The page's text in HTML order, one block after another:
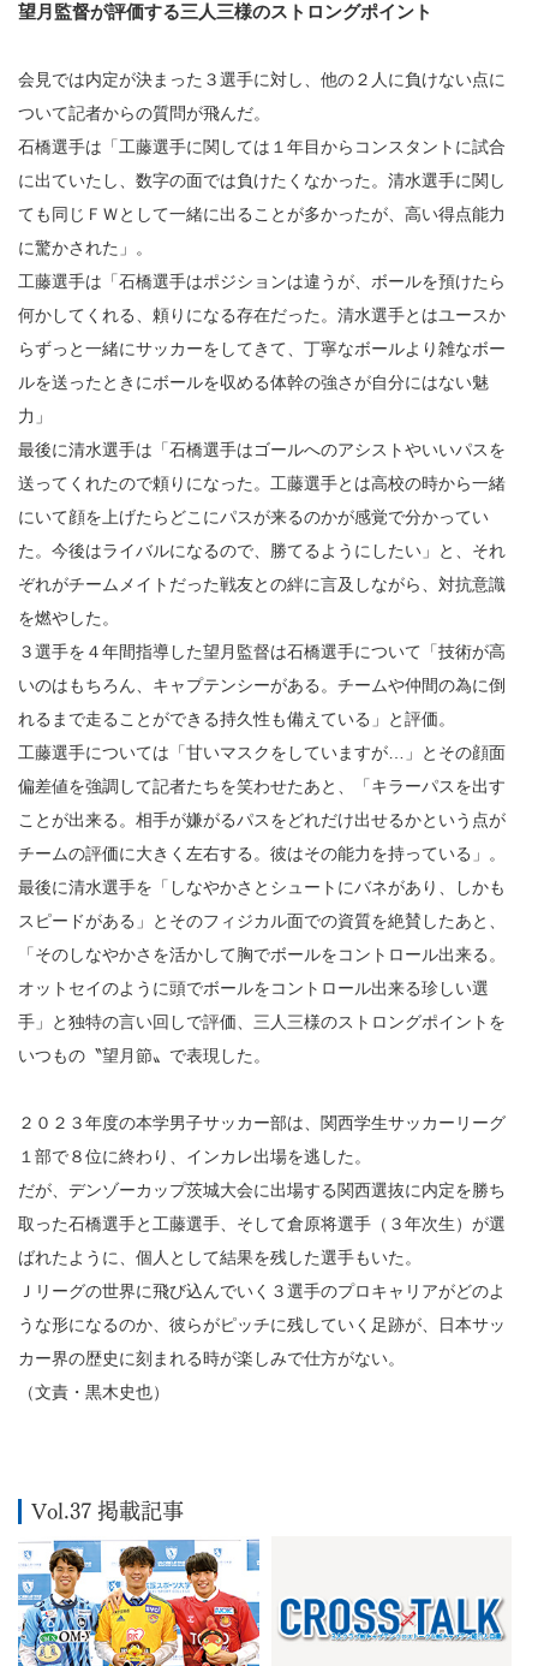
望月監督が評価する三人三様のストロングポイント
会見では内定が決まった３選手に対し、他の２人に負けない点に
ついて記者からの質問が飛んだ。
石橋選手は「工藤選手に関しては１年目からコンスタントに試合
に出ていたし、数字の面では負けたくなかった。清水選手に関し
ても同じＦＷとして一緒に出ることが多かったが、高い得点能力
に驚かされた」。
工藤選手は「石橋選手はポジションは違うが、ボールを預けたら
何かしてくれる、頼りになる存在だった。清水選手とはユースか
らずっと一緒にサッカーをしてきて、丁寧なボールより雑なボー
ルを送ったときにボールを収める体幹の強さが自分にはない魅
力」
最後に清水選手は「石橋選手はゴールへのアシストやいいパスを
送ってくれたので頼りになった。工藤選手とは高校の時から一緒
にいて顔を上げたらどこにパスが来るのかが感覚で分かってい
た。今後はライバルになるので、勝てるようにしたい」と、それ
ぞれがチームメイトだった戦友との絆に言及しながら、対抗意識
を燃やした。
３選手を４年間指導した望月監督は石橋選手について「技術が高
いのはもちろん、キャプテンシーがある。チームや仲間の為に倒
れるまで走ることができる持久性も備えている」と評価。
工藤選手については「甘いマスクをしていますが…」とその顔面
偏差値を強調して記者たちを笑わせたあと、「キラーパスを出す
ことが出来る。相手が嫌がるパスをどれだけ出せるかという点が
チームの評価に大きく左右する。彼はその能力を持っている」。
最後に清水選手を「しなやかさとシュートにバネがあり、しかも
スピードがある」とそのフィジカル面での資質を絶賛したあと、
「そのしなやかさを活かして胸でボールをコントロール出来る。
オットセイのように頭でボールをコントロール出来る珍しい選
手」と独特の言い回しで評価、三人三様のストロングポイントを
いつもの〝望月節〟で表現した。
２０２３年度の本学男子サッカー部は、関西学生サッカーリーグ
１部で８位に終わり、インカレ出場を逃した。
だが、デンゾーカップ茨城大会に出場する関西選抜に内定を勝ち
取った石橋選手と工藤選手、そして倉原将選手（３年次生）が選
ばれたように、個人として結果を残した選手もいた。
Ｊリーグの世界に飛び込んでいく３選手のプロキャリアがどのよ
うな形になるのか、彼らがピッチに残していく足跡が、日本サッ
カー界の歴史に刻まれる時が楽しみで仕方がない。
（文責・黒木史也）
Vol.37 掲載記事